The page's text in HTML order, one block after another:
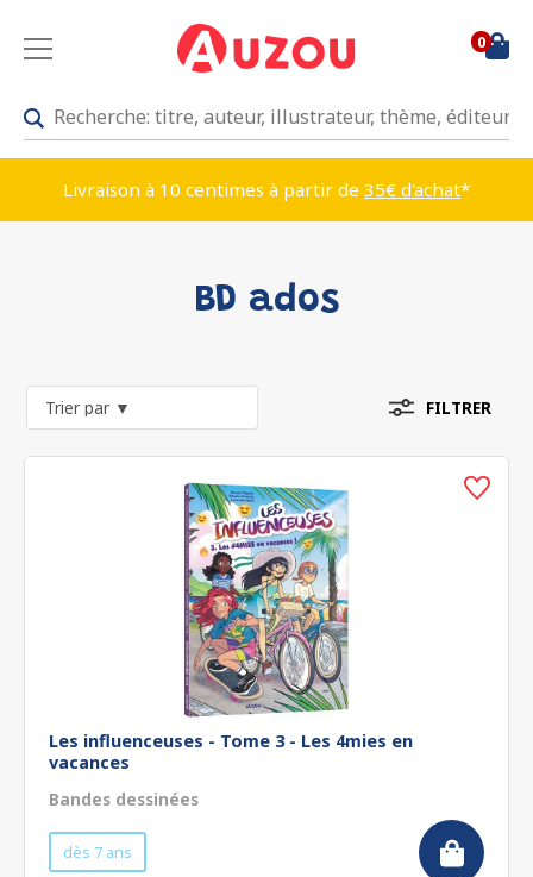
0
Livraison à 10 centimes à partir de 35€ d'achat*
BD ados
FILTRER
Les influenceuses - Tome 3 - Les 4mies en
vacances
Bandes dessinées
dès 7 ans